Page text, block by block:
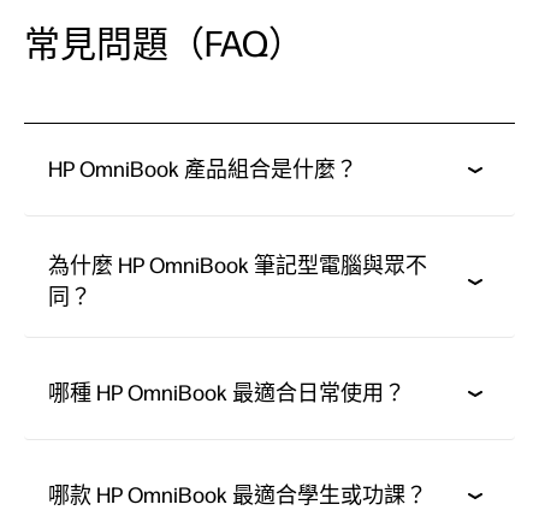
常見問題（FAQ）
HP OmniBook 產品組合是什麼？
為什麼 HP OmniBook 筆記型電腦與眾不
同？
哪種 HP OmniBook 最適合日常使用？
哪款 HP OmniBook 最適合學生或功課？